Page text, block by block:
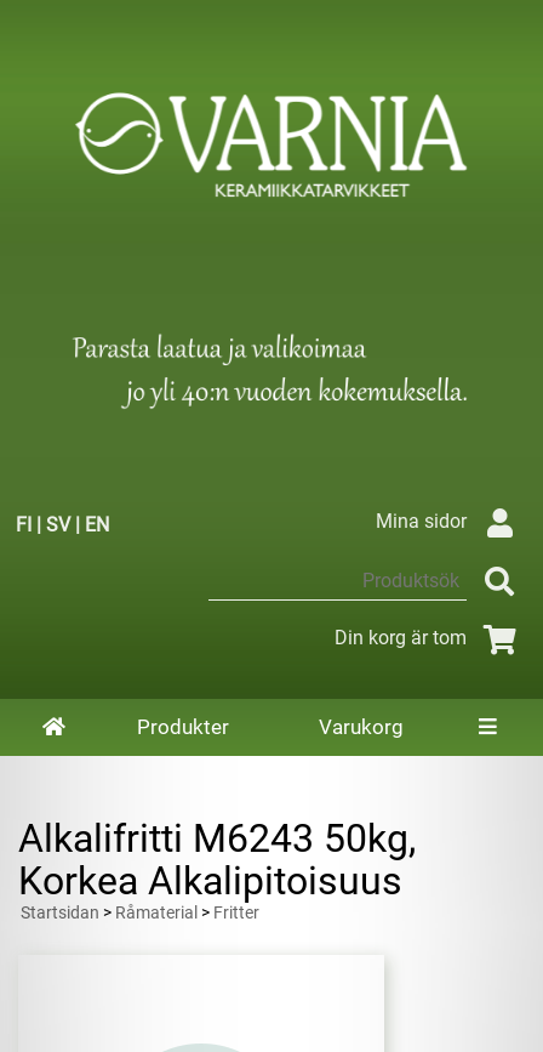
FI | SV| EN Mina sidor
Din korg är tom
Produkter Varukorg
Alkalifritti M6243 50kg,
Korkea Alkalipitoisuus
Startsidan > Råmaterial > Fritter